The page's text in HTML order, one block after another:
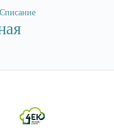
Списание